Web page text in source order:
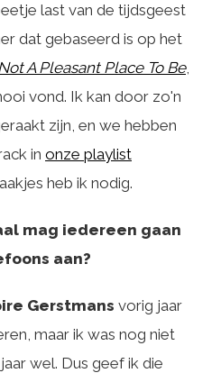
last van de tijdsgeest
dat gebaseerd is op het
A Pleasant Place To Be,
vond. Ik kan door zo'n
zijn, en we hebben
in onze playlist
heb ik nodig.
mag iedereen gaan
aan?
Gerstmans vorig jaar
maar ik was nog niet
wel. Dus geef ik die